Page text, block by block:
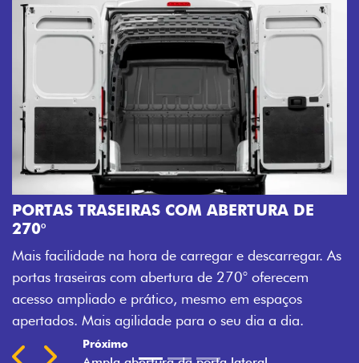
As
AMPLA ABERTURA DA PORTA LATERAL
abertura da porta lateral do Novo Ducato facilita
acesso à carga, otimizando tempo e tornando o
trabalho mais eficiente, onde quer que você esteja.